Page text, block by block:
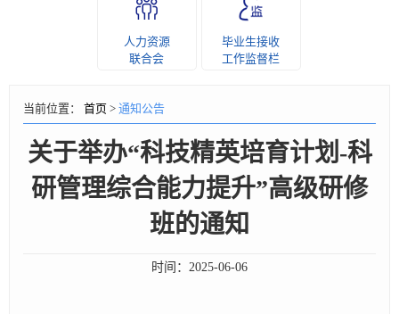
人力资源
联合会
毕业生接收
工作监督栏
当前位置： 首页 > 通知公告
关于举办“科技精英培育计划-科
研管理综合能力提升”高级研修
班的通知
时间： 2025-06-06